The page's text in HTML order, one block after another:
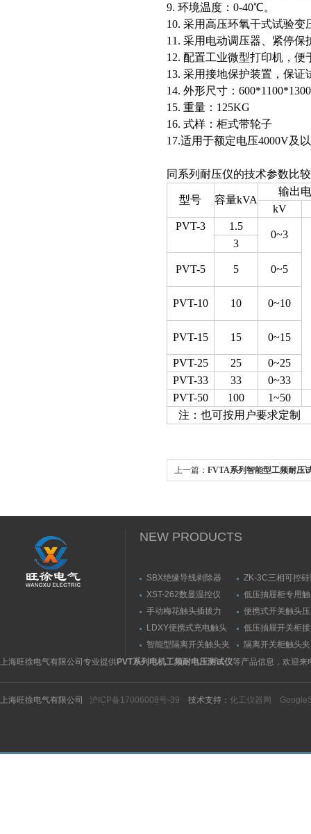
9. 环境温度：0-40℃。
10. 采用高压环氧干式试验变
11. 采用电动调压器、紧停保
12. 配置工业微型打印机，便
13. 采用接地保护装置，保证
14. 外形尺寸：600*1100*1300
15. 重量：125KG
16. 式样：柜式带轮子
17.适用于额定电压4000V及
同系列耐压仪的技术参数比
型号 容量kVA
输出
kV
PVT-3
1.5
0~3
3
PVT-5 5 0~5
PVT-10 10 0~10
PVT-15 15 0~15
PVT-25 25
0~25
PVT-33
33
0~33
PVT-50
100
1~50
注：也可按用户要求定制
上一篇： FVTA系列智能型工频耐压
NEW PRODUCTS
SBX绝缘导线剥除器
ZK-3C三相可控
触发器
XST-262数显温控仪
低压抽屉柜专用
力测量仪套装
手动梅花触头插拔力
（推拉力）测量仪
便携式开关触头
（夹紧力）测量仪
LDXY便携式充电触头
（指）夹紧力测量仪
低压抽屉开关柜
触头（夹紧力）
智能型隔离开关触头夹
紧力测试仪
隔离开关柜触头
测试仪/精度传感
上海旺徐电气有限公司专业提供PVT系列电机工频耐电压测试仪等产品信息，欢迎来
上海旺徐电气有限公司 沪ICP备17006008号-39 技术支持： 化工仪器网